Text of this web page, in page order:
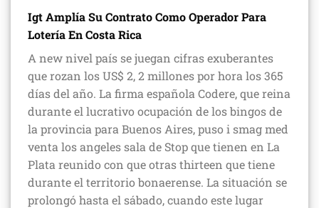
Igt Amplía Su Contrato Como Operador Para
Lotería En Costa Rica
A new nivel país se juegan cifras exuberantes
que rozan los US$ 2, 2 millones por hora los 365
días del año. La firma española Codere, que reina
durante el lucrativo ocupación de los bingos de
la provincia para Buenos Aires, puso i smag med
venta los angeles sala de Stop que tienen en La
Plata reunido con que otras thirteen que tiene
durante el territorio bonaerense. La situación se
prolongó hasta el sábado, cuando este lugar